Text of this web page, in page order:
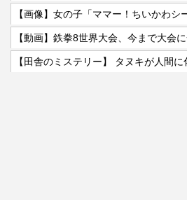
【田舎のミステリー】 タヌキが人間